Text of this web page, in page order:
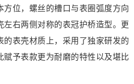
方位，螺丝的槽口与表圈弧度方向
左右两侧对称的表冠护桥造型。更
的表壳材质上，采用了独家研发的
赋予表款更为耐磨的特性以及堪比